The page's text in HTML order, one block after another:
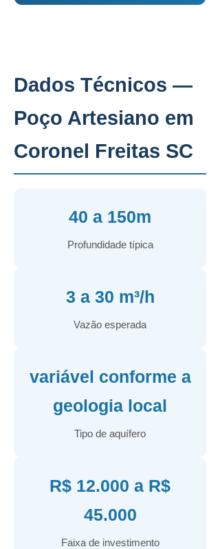
Dados Técnicos —
Poço Artesiano em
Coronel Freitas SC
40 a 150m
Profundidade típica
3 a 30 m³/h
Vazão esperada
variável conforme a
geologia local
Tipo de aquífero
R$ 12.000 a R$
45.000
Faixa de investimento